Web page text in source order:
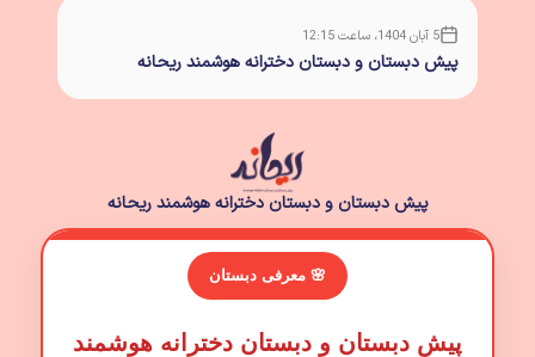
5 آبان 1404، ساعت 12:15
پیش دبستان و دبستان دخترانه هوشمند ریحانه
پیش دبستان و دبستان دخترانه هوشمند ریحانه
🌸 معرفی دبستان
پیش دبستان و دبستان دخترانه هوشمند